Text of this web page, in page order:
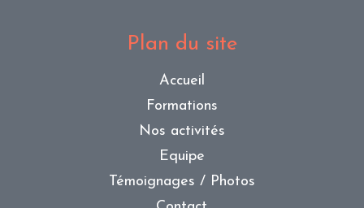
Plan du site
Accueil
Formations
Nos activités
Equipe
Témoignages / Photos